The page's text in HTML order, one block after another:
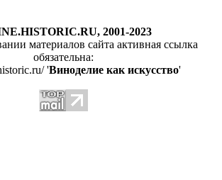
2001-2023
материалов сайта активная ссылка
обязательна:
'Виноделие как искусство'